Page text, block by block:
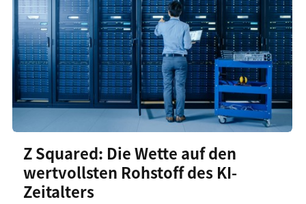
Z Squared: Die Wette auf den
wertvollsten Rohstoff des KI-
Zeitalters